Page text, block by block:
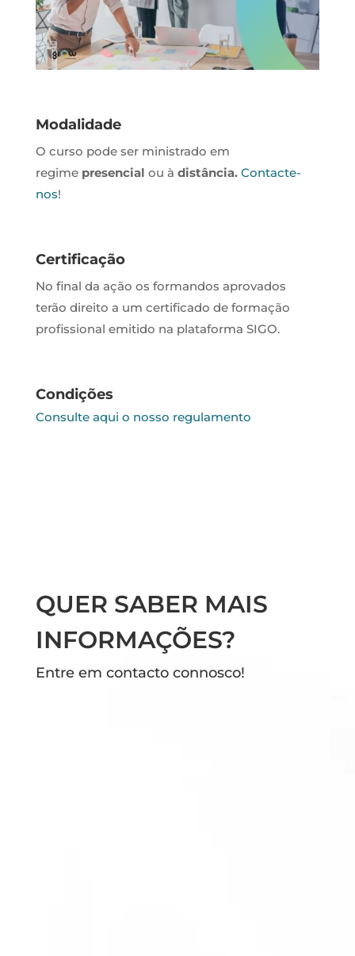
Modalidade
O curso pode ser ministrado em
regime presencial ou à distância. Contacte-
nos!
Certificação
No final da ação os formandos aprovados
terão direito a um certificado de formação
profissional emitido na plataforma SIGO.
Condições
Consulte aqui o nosso regulamento
QUER SABER MAIS
INFORMAÇÕES?
Entre em contacto connosco!